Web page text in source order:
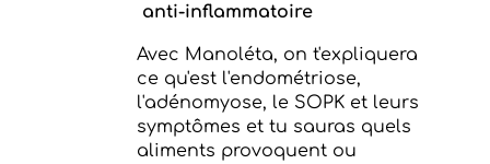
anti-inflammatoire
Avec Manoléta, on t'expliquera
ce qu'est l'endométriose,
l'adénomyose, le SOPK et leurs
symptômes et tu sauras quels
aliments provoquent ou